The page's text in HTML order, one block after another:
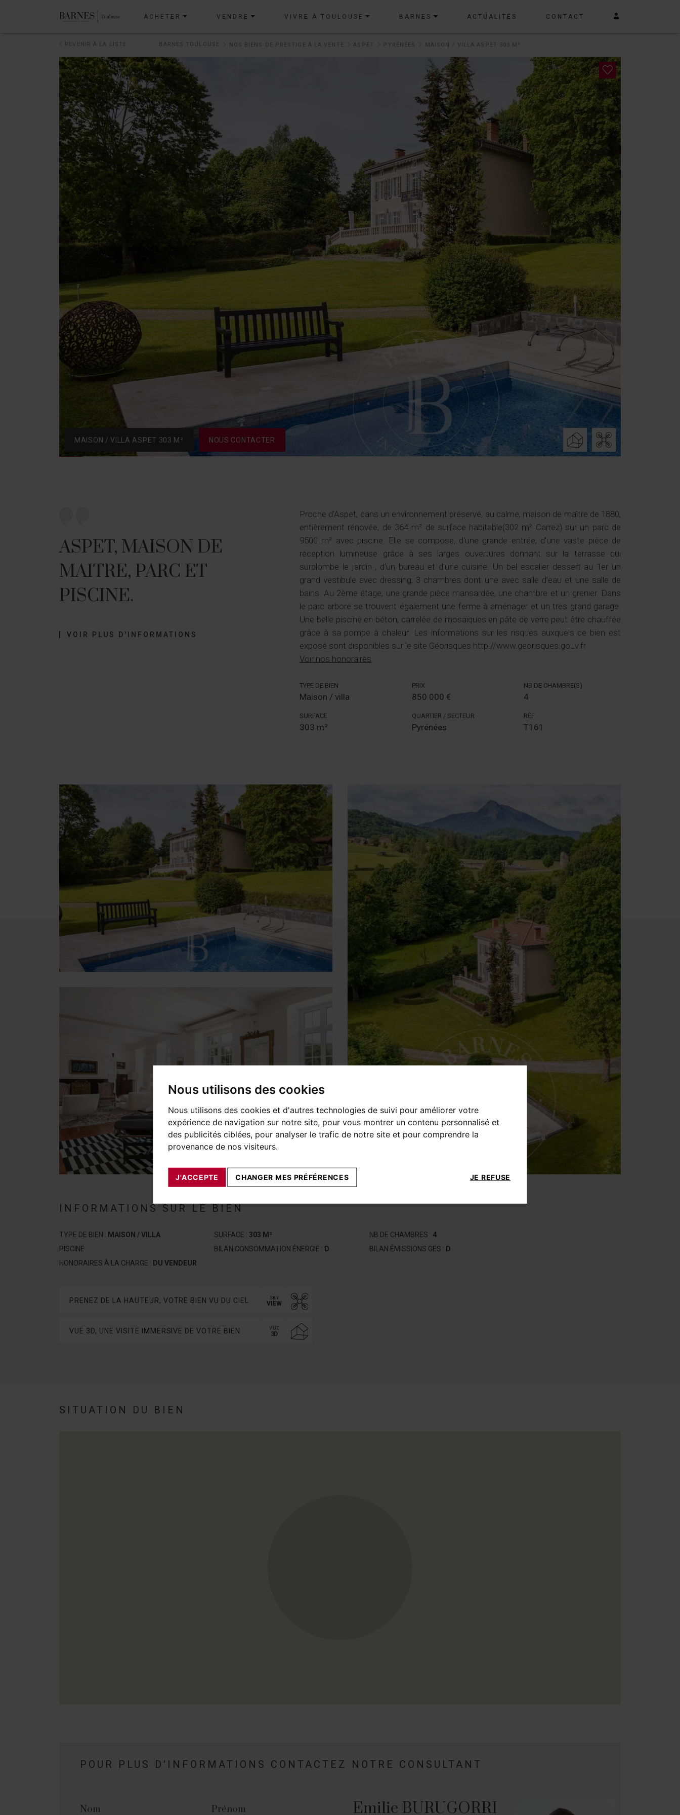
Nous utilisons des cookies
Nous utilisons des cookies et d'autres technologies de suivi pour améliorer votre
expérience de navigation sur notre site, pour vous montrer un contenu personnalisé et
des publicités ciblées, pour analyser le trafic de notre site et pour comprendre la
provenance de nos visiteurs.
J'ACCEPTE JE REFUSE
CHANGER MES PRÉFÉRENCES
ACHETER VENDRE VIVRE À TOULOUSE BARNES ACTUALITÉS CONTACT
BARNES TOULOUSE NOS BIENS DE PRESTIGE À LA VENTE ASPET PYRÉNÉES MAISON / VILLA ASPET 303 M²
REVENIR À LA LISTE
MAISON / VILLA ASPET 303 M² NOUS CONTACTER
ASPET, MAISON DE
MAITRE, PARC ET
PISCINE.
VOIR PLUS D'INFORMATIONS
Proche d'Aspet, dans un environnement préservé, au calme, maison de maître de 1880,
entièrement rénovée, de 364 m² de surface habitable(302 m² Carrez) sur un parc de
9500 m² avec piscine. Elle se compose, d'une grande entrée, d'une vaste pièce de
réception lumineuse grâce à ses larges ouvertures donnant sur la terrasse qui
surplombe le jardin , d'un bureau et d'une cuisine. Un bel escalier dessert au 1er un
grand vestibule avec dressing, 3 chambres dont une avec salle d’eau et une salle de
bains. Au 2ème étage, une grande pièce mansardée, une chambre et un grenier. Dans
le parc arboré se trouvent également une ferme à aménager et un très grand garage.
Une belle piscine en béton, carrelée de mosaïques en pâte de verre peut être chauffée
grâce à sa pompe à chaleur. Les informations sur les risques auxquels ce bien est
exposé sont disponibles sur le site Géorisques http://www.georisques.gouv.fr
Voir nos honoraires
TYPE DE BIEN
Maison / villa
PRIX
850 000 €
NB DE CHAMBRE(S)
4
SURFACE
303 m²
QUARTIER / SECTEUR
Pyrénées
RÉF
T161
INFORMATIONS SUR LE BIEN
TYPE DE BIEN : MAISON / VILLA SURFACE : 303 M² NB DE CHAMBRES : 4
PISCINE
BILAN CONSOMMATION ÉNERGIE : D BILAN ÉMISSIONS GES : D
HONORAIRES À LA CHARGE : DU VENDEUR
PRENEZ DE LA HAUTEUR, VOTRE BIEN VU DU CIEL SKY
VIEW
VUE 3D, UNE VISITE IMMERSIVE DE VOTRE BIEN VUE
3D
SITUATION DU BIEN
POUR PLUS D'INFORMATIONS CONTACTEZ NOTRE CONSULTANT
Nom Prénom Emilie BURUGORRI